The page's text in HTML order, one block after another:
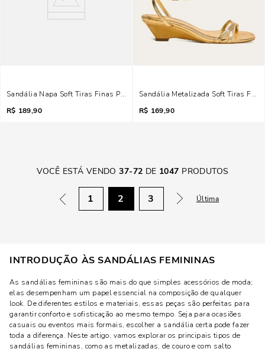
Sandália Napa Soft Tiras Finas Preta Salto Anabela
R$ 189,90
Sandália Metalizada Soft Tiras
R$ 169,90
VOCÊ ESTÁ VENDO 37-72 DE 1047 PRODUTOS
1 2 3 Última
INTRODUÇÃO ÀS SANDÁLIAS FEMININAS
As sandálias femininas são mais do que simples acessórios de moda;
elas desempenham um papel essencial na composição de qualquer
look. De diferentes estilos e materiais, essas peças são perfeitas para
garantir conforto e sofisticação ao mesmo tempo. Seja para ocasiões
casuais ou eventos mais formais, escolher a sandália certa pode fazer
toda a diferença. Neste artigo, vamos explorar os principais tipos de
sandálias femininas, como as metalizadas, de couro e com salto